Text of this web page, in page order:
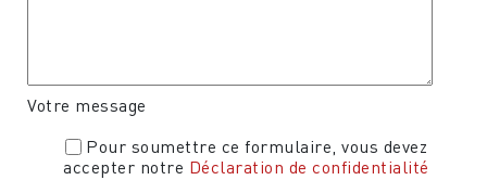
Votre message
Pour soumettre ce formulaire, vous devez
accepter notre Déclaration de confidentialité